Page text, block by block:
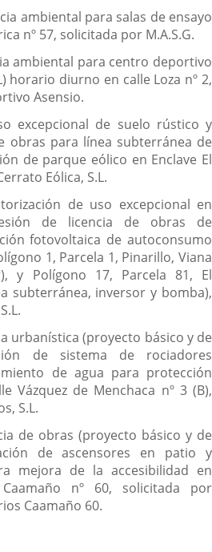
ambiental para salas de ensayo
nº 57, solicitada por M.A.S.G.
ambiental para centro deportivo
horario diurno en calle Loza nº 2,
Asensio.
excepcional de suelo rústico y
obras para línea subterránea de
de parque eólico en Enclave El
Eólica, S.L.
de uso excepcional en
de licencia de obras de
fotovoltaica de autoconsumo
1, Parcela 1, Pinarillo, Viana
y Polígono 17, Parcela 81, El
subterránea, inversor y bomba),
urbanística (proyecto básico y de
de sistema de rociadores
de agua para protección
Vázquez de Menchaca nº 3 (B),
S.L.
de obras (proyecto básico y de
de ascensores en patio y
mejora de la accesibilidad en
nº 60, solicitada por
Caamaño 60.